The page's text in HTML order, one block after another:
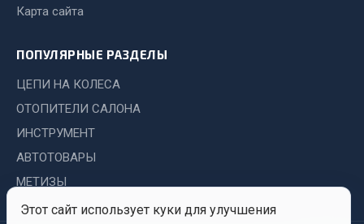
Abro
Agat auto
Alteco
Aвтосил
Этот сайт использует куки для улучшения
Карта сайта
ПОПУЛЯРНЫЕ РАЗДЕЛЫ
ЦЕПИ НА КОЛЕСА
ОТОПИТЕЛИ САЛОНА
ИНСТРУМЕНТ
АВТОТОВАРЫ
МЕТИЗЫ